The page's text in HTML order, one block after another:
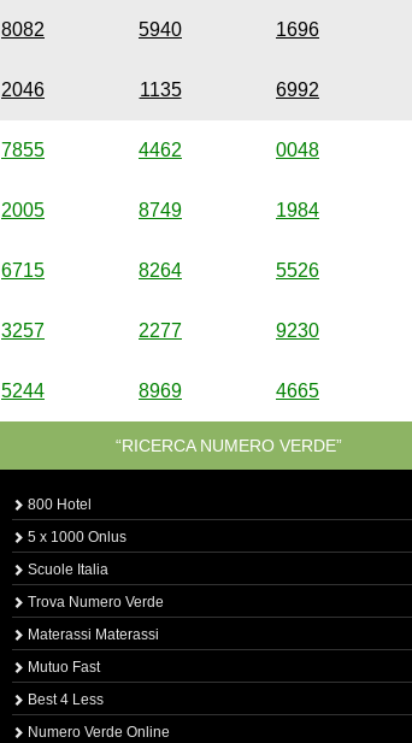
8082 5940 1696
2046 1135 6992
7855 4462 0048
2005 8749 1984
6715 8264 5526
3257 2277 9230
5244 8969 4665
“RICERCA NUMERO VERDE”
800 Hotel
5 x 1000 Onlus
Scuole Italia
Trova Numero Verde
Materassi Materassi
Mutuo Fast
Best 4 Less
Numero Verde Online